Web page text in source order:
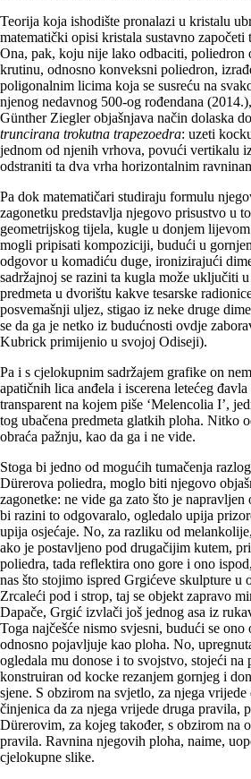
Teorija koja ishodište pronalazi u kristalu
matematički opisi kristala sustavno započeti
Ona, pak, koju nije lako odbaciti, poliedron
krutinu, odnosno konveksni poliedron,
poligonalnim licima koja se susreću na
njenog nedavnog 500-og rođendana
Günther Ziegler objašnjava način dolaska
truncirana trokutna trapezoedra: uzeti
jednom od njenih vrhova, povući vertikalu
odstraniti ta dva vrha horizontalnim
Pa dok matematičari studiraju formulu
zagonetku predstavlja njegovo prisustvo u
geometrijskog tijela, kugle u donjem
mogli pripisati kompoziciji, budući u
odgovor u komadiću duge, ironizirajući
sadržajnoj se razini ta kugla može uključiti
predmeta u dvorištu kakve tesarske
posvemašnji uljez, stigao iz neke druge
se da ga je netko iz budućnosti ovdje
Kubrick primijenio u svojoj Odiseji).
Pa i s cjelokupnim sadržajem grafike on
apatičnih lica anđela i iscerena letećeg
transparent na kojem piše ‘Melencolia I’,
tog ubačena predmeta glatkih ploha. Nitko
obraća pažnju, kao da ga i ne vide.
Stoga bi jedno od mogućih tumačenja
Dürerova poliedra, moglo biti njegovo
zagonetke: ne vide ga zato što je
bi razini to odgovaralo, ogledalo upija
upija osjećaje. No, za razliku od
ako je postavljeno pod drugačijim kutem,
poliedra, tada reflektira ono gore i ono
nas što stojimo ispred Grgićeve skulpture u
Zrcaleći pod i strop, taj se objekt zapravo
Dapače, Grgić izvlači još jednog asa iz
Toga najčešće nismo svjesni, budući se
odnosno pojavljuje kao ploha. No,
ogledala mu donose i to svojstvo, stojeći na
konstruiran od kocke rezanjem gornjeg i
sjene. S obzirom na svjetlo, za njega
činjenica da za njega vrijede druga pravila,
Dürerovim, za kojeg također, s obzirom na
pravila. Ravnina njegovih ploha, naime,
cjelokupne slike.